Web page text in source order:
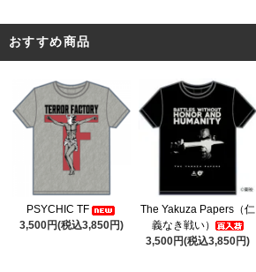
おすすめ商品
PSYCHIC TF
3,500円(税込3,850円)
The Yakuza Papers（仁
義なき戦い）
3,500円(税込3,850円)